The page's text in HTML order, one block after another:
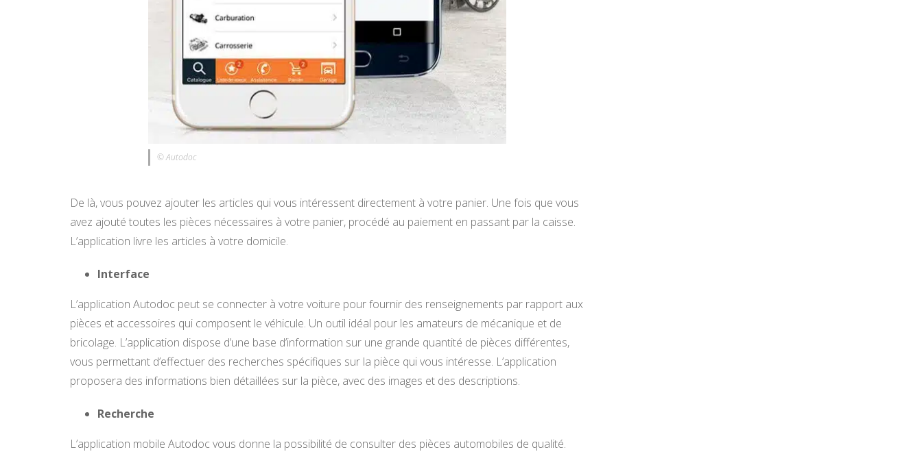
© Autodoc
De là, vous pouvez ajouter les articles qui vous intéressent directement à votre panier. Une fois que vous
avez ajouté toutes les pièces nécessaires à votre panier, procédé au paiement en passant par la caisse.
L’application livre les articles à votre domicile.
Interface
L’application Autodoc peut se connecter à votre voiture pour fournir des renseignements par rapport aux
pièces et accessoires qui composent le véhicule. Un outil idéal pour les amateurs de mécanique et de
bricolage. L’application dispose d’une base d’information sur une grande quantité de pièces différentes,
vous permettant d’effectuer des recherches spécifiques sur la pièce qui vous intéresse. L’application
proposera des informations bien détaillées sur la pièce, avec des images et des descriptions.
Recherche
L’application mobile Autodoc vous donne la possibilité de consulter des pièces automobiles de qualité.